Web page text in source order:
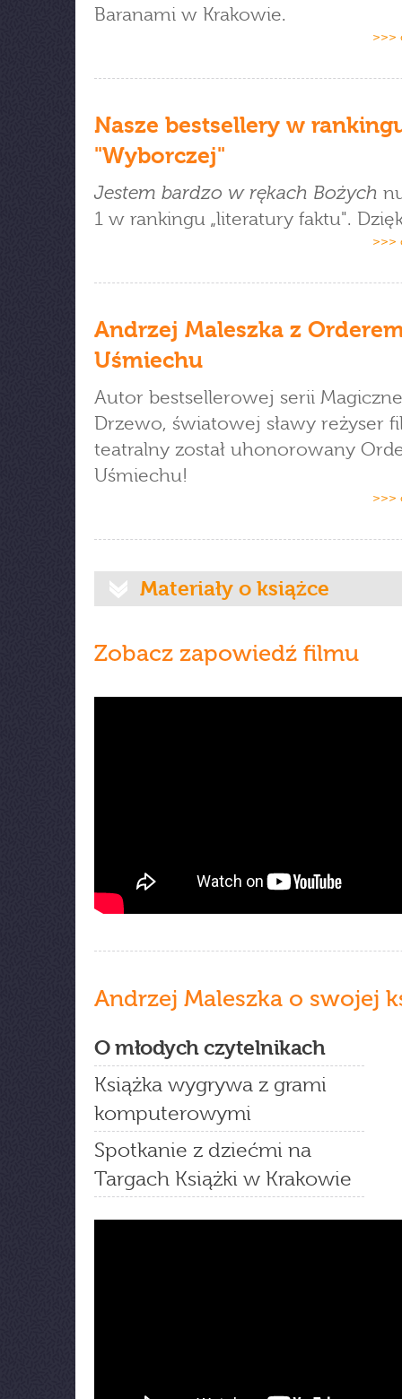
Baranami w Krakowie.
>>>
Nasze bestsellery w
"Wyborczej"
Jestem bardzo w rękach Bożych
1 w rankingu „literatury faktu".
>>>
Andrzej Maleszka z
Uśmiechu
Autor bestsellerowej serii Magiczne
Drzewo, światowej sławy reżyser
teatralny został uhonorowany
Uśmiechu!
>>>
Materiały o książce
Zobacz zapowiedź filmu
Andrzej Maleszka o swojej
O młodych czytelnikach
Książka wygrywa z grami
komputerowymi
Spotkanie z dziećmi na
Targach Książki w Krakowie